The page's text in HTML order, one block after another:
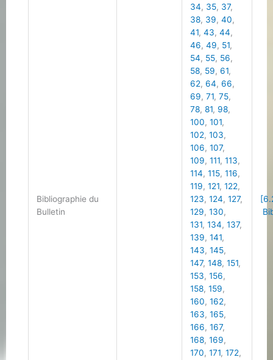
Bibliographie du
Bulletin
34, 35, 37,
38, 39,40,
41,43,44,
46,49, 51,
54, 55, 56,
58, 59,61,
62,64,66,
69,71,75,
78,81, 98,
100,101,
102,103,
106,107,
109,111,113,
114,115,116,
119,121,122,
123,124,127,
129,130,
131,134,137,
139,141,
143,145,
147,148,151,
153,156,
158,159,
160,162,
163,165,
166,167,
168,169,
170,171,172,